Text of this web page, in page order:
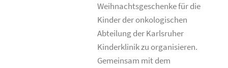
Weihnachtsgeschenke für die
Kinder der onkologischen
Abteilung der Karlsruher
Kinderklinik zu organisieren.
Gemeinsam mit dem